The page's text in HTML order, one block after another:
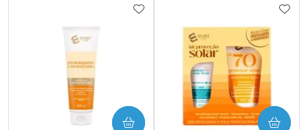
ADICIONAR AOS FAVORITOS
COMPRAR COMPRAR